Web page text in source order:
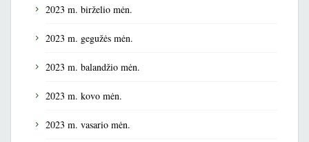
2023 m. birželio mėn.
2023 m. gegužės mėn.
2023 m. balandžio mėn.
2023 m. kovo mėn.
2023 m. vasario mėn.